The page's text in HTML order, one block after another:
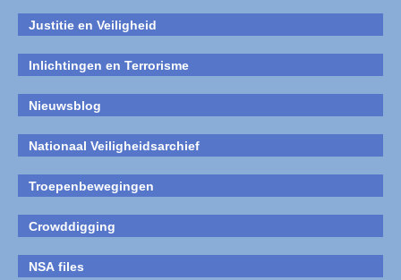
Justitie en Veiligheid
Inlichtingen en Terrorisme
Nieuwsblog
Nationaal Veiligheidsarchief
Troepenbewegingen
Crowddigging
NSA files